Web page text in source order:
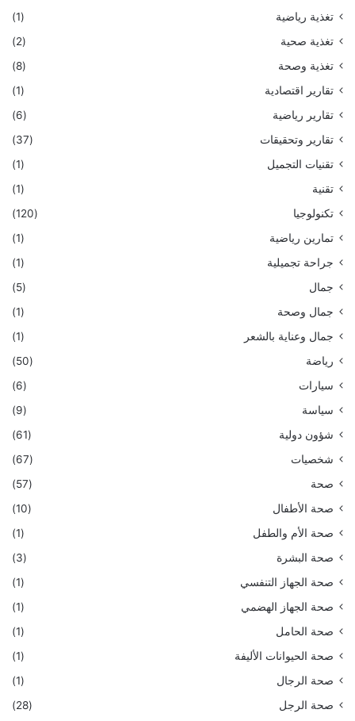
تغذية رياضية
(1)
تغذية صحية
(2)
تغذية وصحة
(8)
تقارير اقتصادية
(1)
تقارير رياضية
(6)
تقارير وتحقيقات
(37)
تقنيات التجميل
(1)
تقنية
(1)
تكنولوجيا
(120)
تمارين رياضية
(1)
جراحة تجميلية
(1)
جمال
(5)
جمال وصحة
(1)
جمال وعناية بالشعر
(1)
رياضة
(50)
سيارات
(6)
سياسة
(9)
شؤون دولية
(61)
شخصيات
(67)
صحة
(57)
صحة الأطفال
(10)
صحة الأم والطفل
(1)
صحة البشرة
(3)
صحة الجهاز التنفسي
(1)
صحة الجهاز الهضمي
(1)
صحة الحامل
(1)
صحة الحيوانات الأليفة
(1)
صحة الرجال
(1)
صحة الرجل
(28)